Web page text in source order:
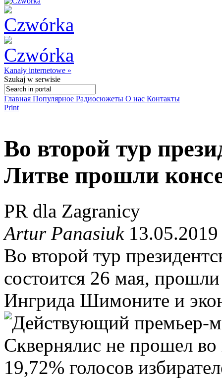
Kanały internetowe »
Szukaj w serwisie
Главная Популярное Радиосюжеты О нас Контакты
Print
Во второй тур
Литве прошли
PR dla Zagranicy
Artur Panasiuk13.05.2019
Во второй тур
состоится 26 мая, прошли
Ингрида Шимоните и